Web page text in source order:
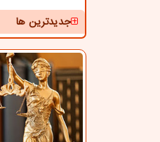
جدیدترین ها